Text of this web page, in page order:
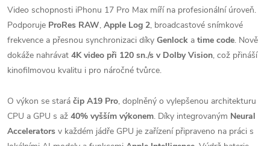
Video schopnosti iPhonu 17 Pro Max míří na profesionální úroveň.
Podporuje ProRes RAW, Apple Log 2, broadcastové snímkové
frekvence a přesnou synchronizaci díky Genlock a time code. Nově
dokáže nahrávat 4K video při 120 sn./s v Dolby Vision, což přináší
kinofilmovou kvalitu i pro náročné tvůrce.
O výkon se stará čip A19 Pro, doplněný o vylepšenou architekturu
CPU a GPU s až 40% vyšším výkonem. Díky integrovaným Neural
Accelerators v každém jádře GPU je zařízení připraveno na práci s